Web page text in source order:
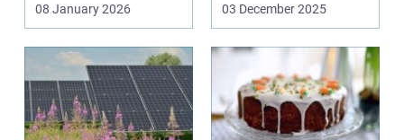
trykbærende u...
08 January 2026 03 December 2025